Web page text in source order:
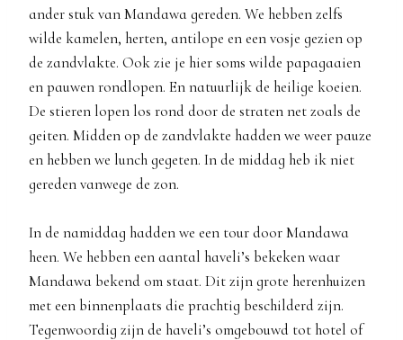
ander stuk van Mandawa gereden. We hebben zelfs
wilde kamelen, herten, antilope en een vosje gezien op
de zandvlakte. Ook zie je hier soms wilde papagaaien
en pauwen rondlopen. En natuurlijk de heilige koeien.
De stieren lopen los rond door de straten net zoals de
geiten. Midden op de zandvlakte hadden we weer pauze
en hebben we lunch gegeten. In de middag heb ik niet
gereden vanwege de zon.
In de namiddag hadden we een tour door Mandawa
heen. We hebben een aantal haveli’s bekeken waar
Mandawa bekend om staat. Dit zijn grote herenhuizen
met een binnenplaats die prachtig beschilderd zijn.
Tegenwoordig zijn de haveli’s omgebouwd tot hotel of